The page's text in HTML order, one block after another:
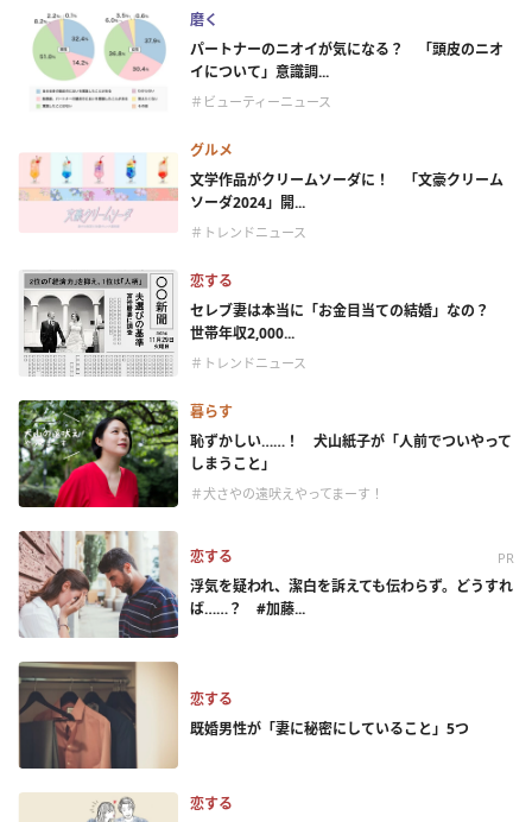
磨く
パートナーのニオイが気になる？ 「頭皮のニオ
イについて」意識調...
＃ビューティーニュース
グルメ
文学作品がクリームソーダに！ 「文豪クリーム
ソーダ2024」開...
＃トレンドニュース
恋する
セレブ妻は本当に「お金目当ての結婚」なの？
世帯年収2,000...
＃トレンドニュース
暮らす
恥ずかしい……！ 犬山紙子が「人前でついやって
しまうこと」
＃犬さやの遠吠えやってまーす！
恋する PR
浮気を疑われ、潔白を訴えても伝わらず。どうすれ
ば……？ #加藤...
恋する
既婚男性が「妻に秘密にしていること」5つ
恋する